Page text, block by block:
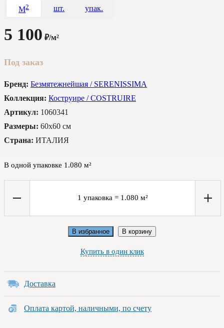
M2 шт. упак.
5 100 ₽/м²
Под заказ
Бренд: Безмятежнейшая / SERENISSIMA
Коллекция: Коструире / COSTRUIRE
Артикул: 1060341
Размеры: 60x60 см
Страна: ИТАЛИЯ
В одной упаковке 1.080 м²
1 упаковка = 1.080 м²
В избранное В корзину
Купить в один клик
Доставка
Оплата картой, наличными, по счету